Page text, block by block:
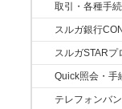
取引・各種手
スルガ銀行
スルガSTARプ
Quick照会・手
テレフォンバ